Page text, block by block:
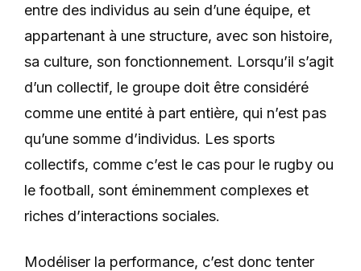
entre des individus au sein d’une équipe, et
appartenant à une structure, avec son histoire,
sa culture, son fonctionnement. Lorsqu’il s’agit
d’un collectif, le groupe doit être considéré
comme une entité à part entière, qui n’est pas
qu’une somme d’individus. Les sports
collectifs, comme c’est le cas pour le rugby ou
le football, sont éminemment complexes et
riches d’interactions sociales.
Modéliser la performance, c’est donc tenter